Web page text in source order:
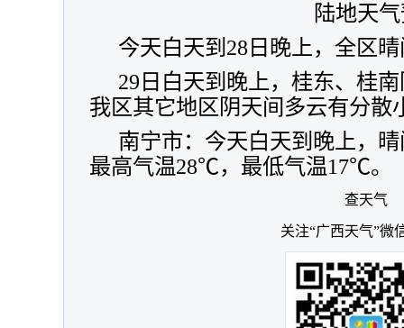
陆地天
今天白天到28日晚上，全区
29日白天到晚上，桂东、桂
我区其它地区阴天间多云有分散
南宁市：今天白天到晚上，
最高气温28℃，最低气温17℃。
查天气
关注“广西天气”微